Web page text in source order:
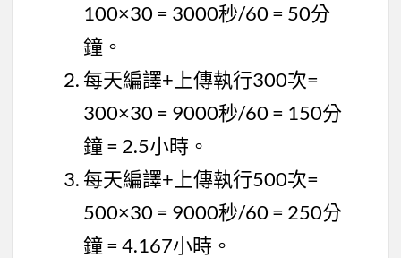
100×30 = 3000秒/60 = 50分
鐘。
每天編譯+上傳執行300次=
300×30 = 9000秒/60 = 150分
鐘 = 2.5小時。
每天編譯+上傳執行500次=
500×30 = 9000秒/60 = 250分
鐘 = 4.167小時。